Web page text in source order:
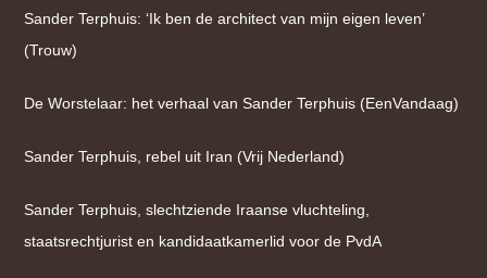
Sander Terphuis: ‘Ik ben de architect van mijn eigen leven’
(Trouw)
De Worstelaar: het verhaal van Sander Terphuis (EenVandaag)
Sander Terphuis, rebel uit Iran (Vrij Nederland)
Sander Terphuis, slechtziende Iraanse vluchteling,
staatsrechtjurist en kandidaatkamerlid voor de PvdA